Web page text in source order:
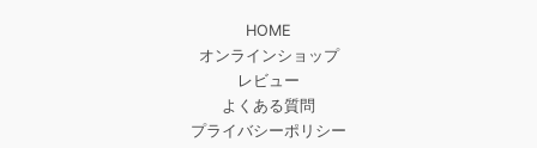
HOME
オンラインショップ
レビュー
よくある質問
プライバシーポリシー